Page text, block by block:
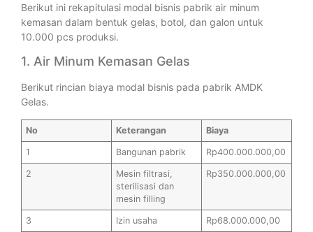
Berikut ini rekapitulasi modal bisnis pabrik air minum
kemasan dalam bentuk gelas, botol, dan galon untuk
10.000 pcs produksi.
1. Air Minum Kemasan Gelas
Berikut rincian biaya modal bisnis pada pabrik AMDK
Gelas.
No Keterangan Biaya
1 Bangunan pabrik Rp400.000.000,00
2
Mesin filtrasi,
sterilisasi dan
mesin filling
Rp350.000.000,00
3 Izin usaha Rp68.000.000,00